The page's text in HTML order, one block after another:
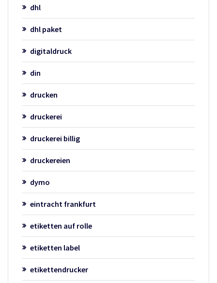
dhl
dhl paket
digitaldruck
din
drucken
druckerei
druckerei billig
druckereien
dymo
eintracht frankfurt
etiketten auf rolle
etiketten label
etikettendrucker